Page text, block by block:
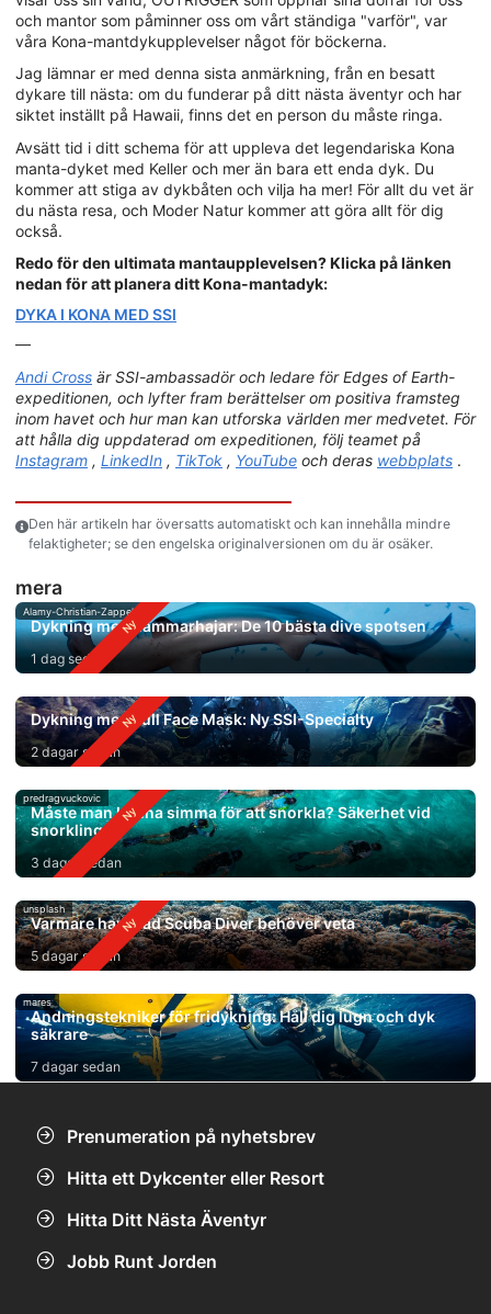
och mantor som påminner oss om vårt ständiga "varför", var
våra Kona-mantdykupplevelser något för böckerna.
Jag lämnar er med denna sista anmärkning, från en besatt
dykare till nästa: om du funderar på ditt nästa äventyr och har
siktet inställt på Hawaii, finns det en person du måste ringa.
Avsätt tid i ditt schema för att uppleva det legendariska Kona
manta-dyket med Keller och mer än bara ett enda dyk. Du
kommer att stiga av dykbåten och vilja ha mer! För allt du vet är
du nästa resa, och Moder Natur kommer att göra allt för dig
också.
Redo för den ultimata mantaupplevelsen? Klicka på länken
nedan för att planera ditt Kona-mantadyk:
DYKA I KONA MED SSI
—
Andi Cross är SSI-ambassadör och ledare för Edges of Earth-
expeditionen, och lyfter fram berättelser om positiva framsteg
inom havet och hur man kan utforska världen mer medvetet. För
att hålla dig uppdaterad om expeditionen, följ teamet på
Instagram , LinkedIn , TikTok , YouTube och deras webbplats .
Den här artikeln har översatts automatiskt och kan innehålla mindre
felaktigheter; se den engelska originalversionen om du är osäker.
mera
Alamy-Christian-Zappel
Dykning med hammarhajar: De 10 bästa dive spotsen
1 dag sedan
Dykning med Full Face Mask: Ny SSI-Specialty
2 dagar sedan
predragvuckovic
Måste man kunna simma för att snorkla? Säkerhet vid
snorkling
3 dagar sedan
unsplash
Varmare hav: Vad Scuba Diver behöver veta
5 dagar sedan
mares
Andningstekniker för fridykning: Håll dig lugn och dyk
säkrare
7 dagar sedan
Prenumeration på nyhetsbrev
Hitta ett Dykcenter eller Resort
Hitta Ditt Nästa Äventyr
Jobb Runt Jorden